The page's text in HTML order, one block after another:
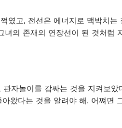
였고, 전선은 에너지로 맥박치는
의 존재의 연장선이 된 것처럼
자놀이를 감싸는 것을 지켜보았
왔다는 것을 알려야 해. 어쪄면